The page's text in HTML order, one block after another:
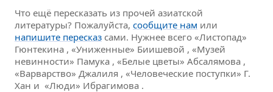
Что ещё пересказать из прочей азиатской
литературы? Пожалуйста, сообщите нам или
напишите пересказ сами. Нужнее всего «Листопад»
Гюнтекина , «Униженные» Биишевой , «Музей
невинности» Памука , «Белые цветы» Абсалямова ,
«Варварство» Джалиля , «Человеческие поступки» Г.
Хан и «Люди» Ибрагимова .